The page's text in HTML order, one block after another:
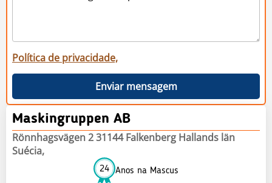
Política de privacidade,
Enviar mensagem
Maskingruppen AB
Rönnhagsvägen 2 31144 Falkenberg Hallands län
Suécia,
24 Anos na Mascus